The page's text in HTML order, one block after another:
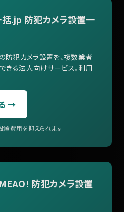
.jp 防犯カメラ設置一
防犯カメラ設置を、複数業者
きる法人向けサービス。利用
→
費用を抑えられます
防犯カメラ設置